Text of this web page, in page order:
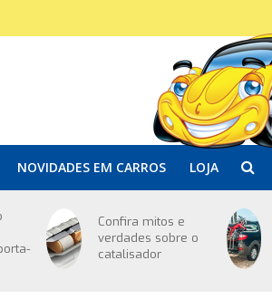
NOVIDADES EM CARROS LOJA
Confira mitos e
verdades sobre o
catalisador